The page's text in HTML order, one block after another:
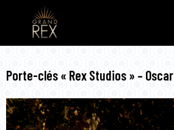
Porte-clés « Rex Studios » – Oscar